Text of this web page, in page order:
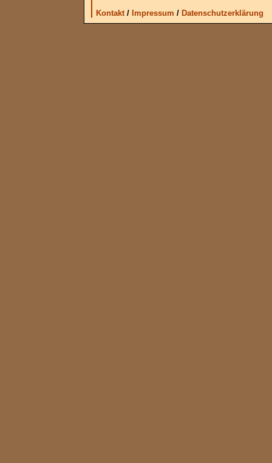
Kontakt/ Impressum / Datenschutzerklärung